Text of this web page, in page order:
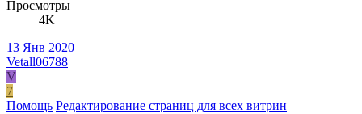
Просмотры
4K
13 Янв 2020
Vetall06788
V
7
Помощь Редактирование страниц для всех витрин